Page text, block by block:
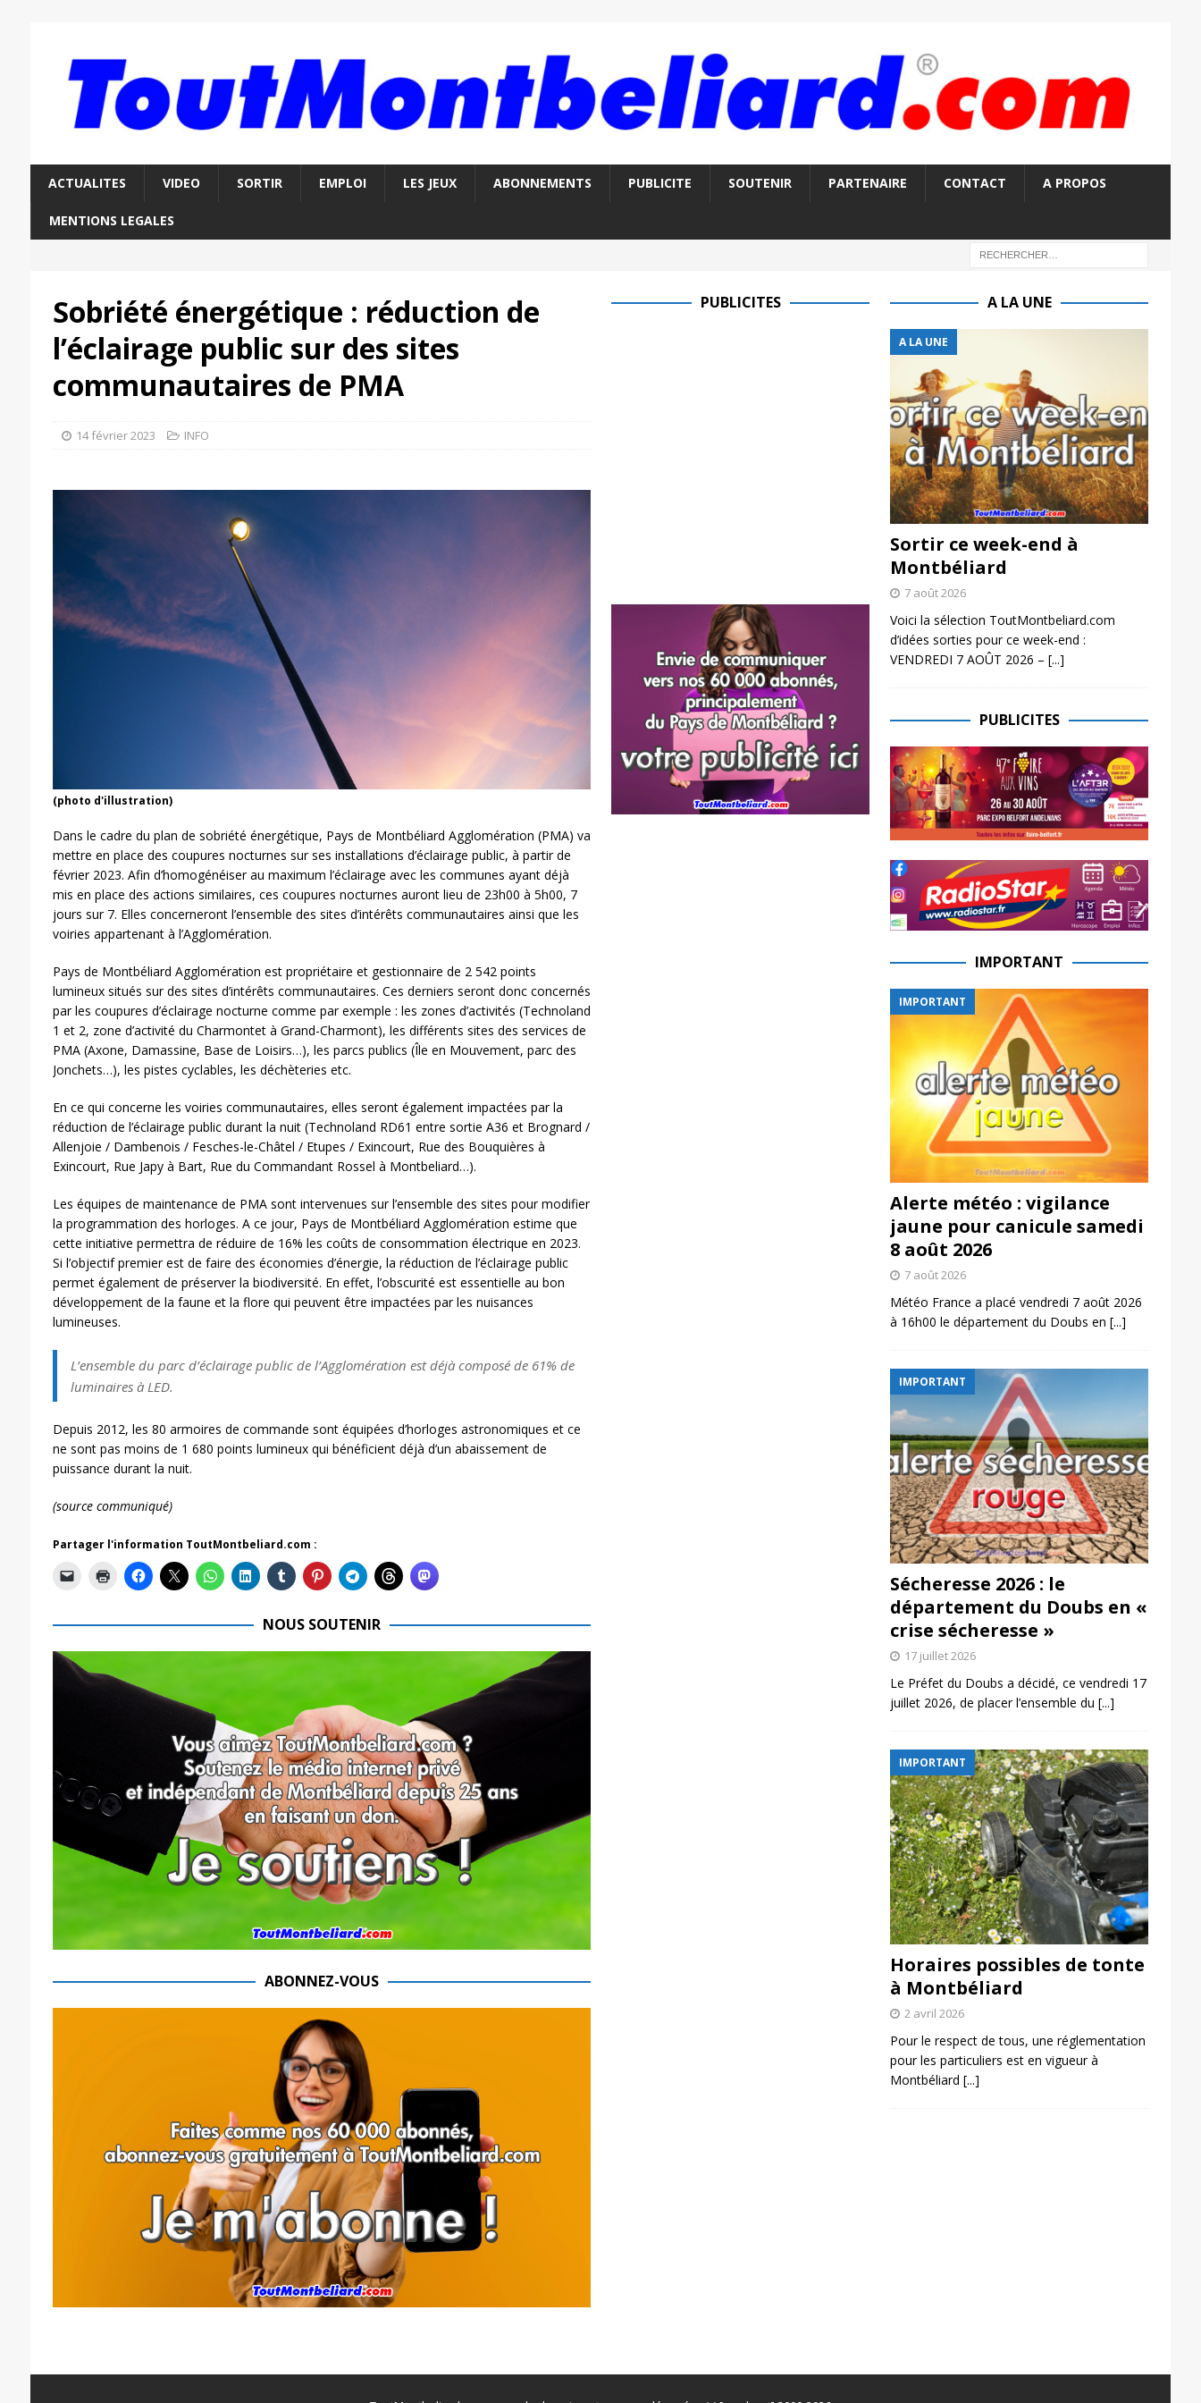
ACTUALITES VIDEO SORTIR EMPLOI LES JEUX ABONNEMENTS PUBLICITE SOUTENIR PARTENAIRE CONTACT A PROPOS
MENTIONS LEGALES
Sobriété énergétique : réduction de
l’éclairage public sur des sites
communautaires de PMA
14 février 2023 INFO
(photo d'illustration)
Dans le cadre du plan de sobriété énergétique, Pays de Montbéliard Agglomération (PMA) va
mettre en place des coupures nocturnes sur ses installations d’éclairage public, à partir de
février 2023. Afin d’homogénéiser au maximum l’éclairage avec les communes ayant déjà
mis en place des actions similaires, ces coupures nocturnes auront lieu de 23h00 à 5h00, 7
jours sur 7. Elles concerneront l’ensemble des sites d’intérêts communautaires ainsi que les
voiries appartenant à l’Agglomération.
Pays de Montbéliard Agglomération est propriétaire et gestionnaire de 2 542 points
lumineux situés sur des sites d’intérêts communautaires. Ces derniers seront donc concernés
par les coupures d’éclairage nocturne comme par exemple : les zones d’activités (Technoland
1 et 2, zone d’activité du Charmontet à Grand-Charmont), les différents sites des services de
PMA (Axone, Damassine, Base de Loisirs…), les parcs publics (Île en Mouvement, parc des
Jonchets…), les pistes cyclables, les déchèteries etc.
En ce qui concerne les voiries communautaires, elles seront également impactées par la
réduction de l’éclairage public durant la nuit (Technoland RD61 entre sortie A36 et Brognard /
Allenjoie / Dambenois / Fesches-le-Châtel / Etupes / Exincourt, Rue des Bouquières à
Exincourt, Rue Japy à Bart, Rue du Commandant Rossel à Montbeliard…).
Les équipes de maintenance de PMA sont intervenues sur l’ensemble des sites pour modifier
la programmation des horloges. A ce jour, Pays de Montbéliard Agglomération estime que
cette initiative permettra de réduire de 16% les coûts de consommation électrique en 2023.
Si l’objectif premier est de faire des économies d’énergie, la réduction de l’éclairage public
permet également de préserver la biodiversité. En effet, l’obscurité est essentielle au bon
développement de la faune et la flore qui peuvent être impactées par les nuisances
lumineuses.
L’ensemble du parc d’éclairage public de l’Agglomération est déjà composé de 61% de
luminaires à LED.
Depuis 2012, les 80 armoires de commande sont équipées d’horloges astronomiques et ce
ne sont pas moins de 1 680 points lumineux qui bénéficient déjà d’un abaissement de
puissance durant la nuit.
(source communiqué)
Partager l'information ToutMontbeliard.com :
NOUS SOUTENIR
ABONNEZ-VOUS
PUBLICITES A LA UNE
A LA UNE
Sortir ce week-end à
Montbéliard
7 août 2026
Voici la sélection ToutMontbeliard.com
d’idées sorties pour ce week-end :
VENDREDI 7 AOÛT 2026 – [...]
PUBLICITES
IMPORTANT
IMPORTANT
Alerte météo : vigilance
jaune pour canicule samedi
8 août 2026
7 août 2026
Météo France a placé vendredi 7 août 2026
à 16h00 le département du Doubs en [...]
IMPORTANT
Sécheresse 2026 : le
département du Doubs en «
crise sécheresse »
17 juillet 2026
Le Préfet du Doubs a décidé, ce vendredi 17
juillet 2026, de placer l’ensemble du [...]
IMPORTANT
Horaires possibles de tonte
à Montbéliard
2 avril 2026
Pour le respect de tous, une réglementation
pour les particuliers est en vigueur à
Montbéliard [...]